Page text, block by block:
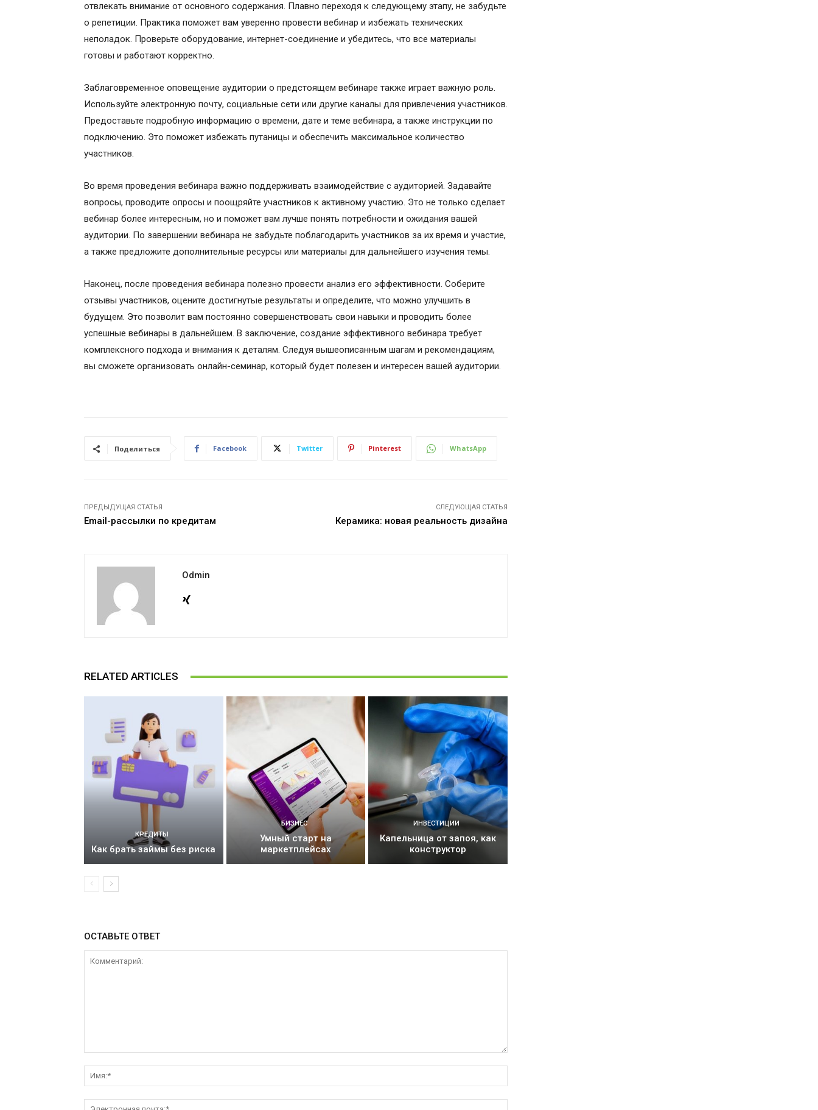
отвлекать внимание от основного содержания. Плавно переходя к следующему этапу, не забудьте
о репетиции. Практика поможет вам уверенно провести вебинар и избежать технических
неполадок. Проверьте оборудование, интернет-соединение и убедитесь, что все материалы
готовы и работают корректно.
Заблаговременное оповещение аудитории о предстоящем вебинаре также играет важную роль.
Используйте электронную почту, социальные сети или другие каналы для привлечения участников.
Предоставьте подробную информацию о времени, дате и теме вебинара, а также инструкции по
подключению. Это поможет избежать путаницы и обеспечить максимальное количество
участников.
Во время проведения вебинара важно поддерживать взаимодействие с аудиторией. Задавайте
вопросы, проводите опросы и поощряйте участников к активному участию. Это не только сделает
вебинар более интересным, но и поможет вам лучше понять потребности и ожидания вашей
аудитории. По завершении вебинара не забудьте поблагодарить участников за их время и участие,
а также предложите дополнительные ресурсы или материалы для дальнейшего изучения темы.
Наконец, после проведения вебинара полезно провести анализ его эффективности. Соберите
отзывы участников, оцените достигнутые результаты и определите, что можно улучшить в
будущем. Это позволит вам постоянно совершенствовать свои навыки и проводить более
успешные вебинары в дальнейшем. В заключение, создание эффективного вебинара требует
комплексного подхода и внимания к деталям. Следуя вышеописанным шагам и рекомендациям,
вы сможете организовать онлайн-семинар, который будет полезен и интересен вашей аудитории.
Поделиться Facebook Twitter Pinterest WhatsApp
ПРЕДЫДУЩАЯ СТАТЬЯ
Email-рассылки по кредитам
СЛЕДУЮЩАЯ СТАТЬЯ
Керамика: новая реальность дизайна
Odmin
RELATED ARTICLES
КРЕДИТЫ
Как брать займы без риска
БИЗНЕС
Умный старт на
маркетплейсах
ИНВЕСТИЦИИ
Капельница от запоя, как
конструктор
ОСТАВЬТЕ ОТВЕТ